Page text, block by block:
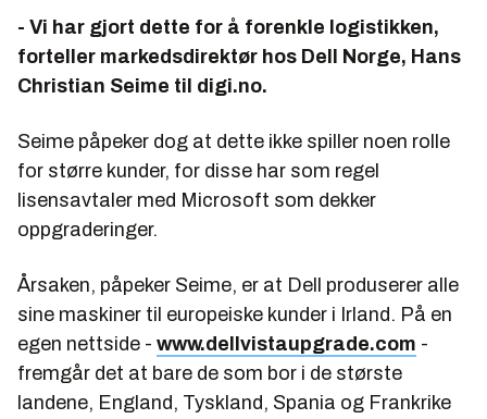
- Vi har gjort dette for å forenkle logistikken,
forteller markedsdirektør hos Dell Norge, Hans
Christian Seime til digi.no.
Seime påpeker dog at dette ikke spiller noen rolle
for større kunder, for disse har som regel
lisensavtaler med Microsoft som dekker
oppgraderinger.
Årsaken, påpeker Seime, er at Dell produserer alle
sine maskiner til europeiske kunder i Irland. På en
egen nettside - www.dellvistaupgrade.com -
fremgår det at bare de som bor i de største
landene, England, Tyskland, Spania og Frankrike